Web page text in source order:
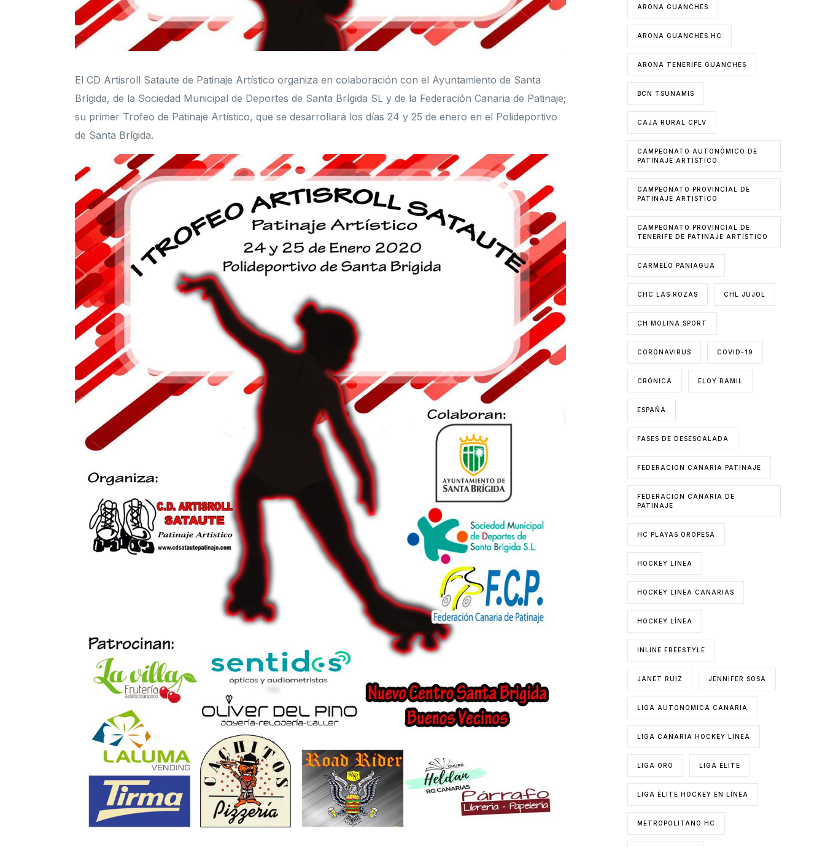
El CD Artisroll Sataute de Patinaje Artístico organiza en colaboración con el Ayuntamiento de Santa
Brígida, de la Sociedad Municipal de Deportes de Santa Brígida SL y de la Federación Canaria de Patinaje;
su primer Trofeo de Patinaje Artístico, que se desarrollará los días 24 y 25 de enero en el Polideportivo
de Santa Brígida.
ARONA GUANCHES
ARONA GUANCHES HC
ARONA TENERIFE GUANCHES
BCN TSUNAMIS
CAJA RURAL CPLV
CAMPEONATO AUTONÓMICO DE
PATINAJE ARTÍSTICO
CAMPEONATO PROVINCIAL DE
PATINAJE ARTÍSTICO
CAMPEONATO PROVINCIAL DE
TENERIFE DE PATINAJE ARTÍSTICO
CARMELO PANIAGUA
CHC LAS ROZAS CHL JUJOL
CH MOLINA SPORT
CORONAVIRUS COVID-19
CRÓNICA ELOY RAMIL
ESPAÑA
FASES DE DESESCALADA
FEDERACION CANARIA PATINAJE
FEDERACIÓN CANARIA DE
PATINAJE
HC PLAYAS OROPESA
HOCKEY LINEA
HOCKEY LINEA CANARIAS
HOCKEY LÍNEA
INLINE FREESTYLE
JANET RUIZ JENNIFER SOSA
LIGA AUTONÓMICA CANARIA
LIGA CANARIA HOCKEY LINEA
LIGA ORO LIGA ÉLITE
LIGA ÉLITE HOCKEY EN LÍNEA
METROPOLITANO HC